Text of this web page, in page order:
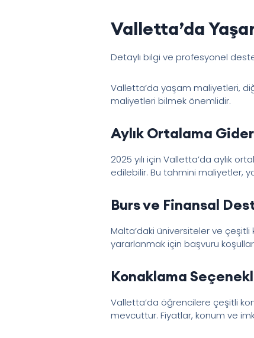
Valletta’da
Detaylı bilgi ve profesyonel
Valletta’da yaşam maliyetleri,
maliyetleri bilmek önemlidir.
Aylık Ortalama
2025 yılı için Valletta’da aylık
edilebilir. Bu tahmini maliyetler,
Burs ve Finansal
Malta’daki üniversiteler ve
yararlanmak için başvuru
Konaklama
Valletta’da öğrencilere çeşitli
mevcuttur. Fiyatlar, konum ve